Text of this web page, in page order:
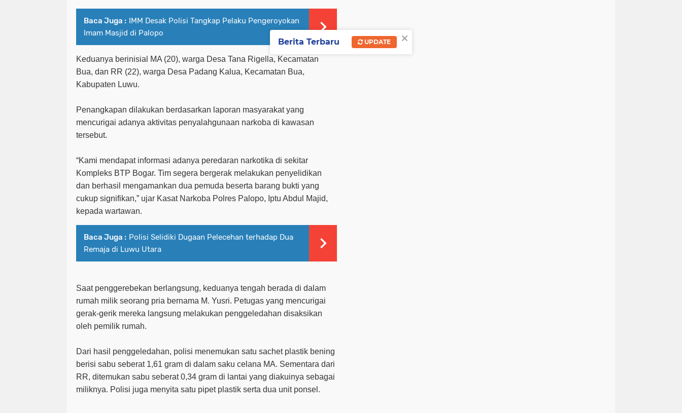
Baca Juga : IMM Desak Polisi Tangkap Pelaku Pengeroyokan
Imam Masjid di Palopo
Keduanya berinisial MA (20), warga Desa Tana Rigella, Kecamatan
Bua, dan RR (22), warga Desa Padang Kalua, Kecamatan Bua,
Kabupaten Luwu.
Penangkapan dilakukan berdasarkan laporan masyarakat yang
mencurigai adanya aktivitas penyalahgunaan narkoba di kawasan
tersebut.
“Kami mendapat informasi adanya peredaran narkotika di sekitar
Kompleks BTP Bogar. Tim segera bergerak melakukan penyelidikan
dan berhasil mengamankan dua pemuda beserta barang bukti yang
cukup signifikan,” ujar Kasat Narkoba Polres Palopo, Iptu Abdul Majid,
kepada wartawan.
Baca Juga : Polisi Selidiki Dugaan Pelecehan terhadap Dua
Remaja di Luwu Utara
Saat penggerebekan berlangsung, keduanya tengah berada di dalam
rumah milik seorang pria bernama M. Yusri. Petugas yang mencurigai
gerak-gerik mereka langsung melakukan penggeledahan disaksikan
oleh pemilik rumah.
Dari hasil penggeledahan, polisi menemukan satu sachet plastik bening
berisi sabu seberat 1,61 gram di dalam saku celana MA. Sementara dari
RR, ditemukan sabu seberat 0,34 gram di lantai yang diakuinya sebagai
miliknya. Polisi juga menyita satu pipet plastik serta dua unit ponsel.
×
Berita Terbaru UPDATE